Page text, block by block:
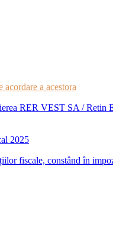
a acestora
RER VEST SA /
2025
fiscale, constând în